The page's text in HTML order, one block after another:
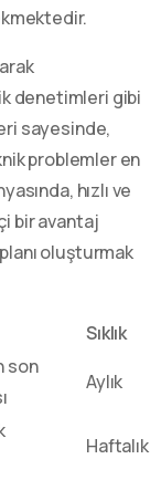
denetimleri gibi
sayesinde,
problemler en
hızlı ve
bir avantaj
oluşturmak
Sıklık
son
Aylık
Haftalık